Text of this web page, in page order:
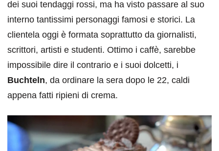
dei suoi tendaggi rossi, ma ha visto passare al suo
interno tantissimi personaggi famosi e storici. La
clientela oggi è formata soprattutto da giornalisti,
scrittori, artisti e studenti. Ottimo i caffè, sarebbe
impossibile dire il contrario e i suoi dolcetti, i
Buchteln, da ordinare la sera dopo le 22, caldi
appena fatti ripieni di crema.